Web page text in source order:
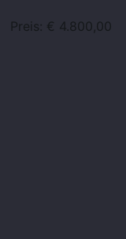
Preis: € 4.800,00